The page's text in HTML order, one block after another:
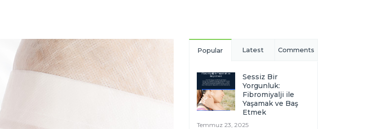
Popular Latest Comments
Sessiz Bir
Yorgunluk:
Fibromiyalji ile
Yaşamak ve Baş
Etmek
Temmuz 23, 2025